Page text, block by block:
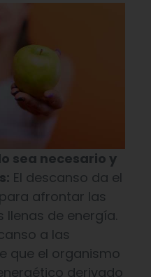
sea necesario y
El descanso da el
afrontar las
de energía.
a las
que el organismo
derivado